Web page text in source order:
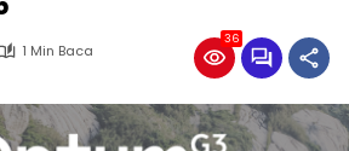
1 Min Baca
36